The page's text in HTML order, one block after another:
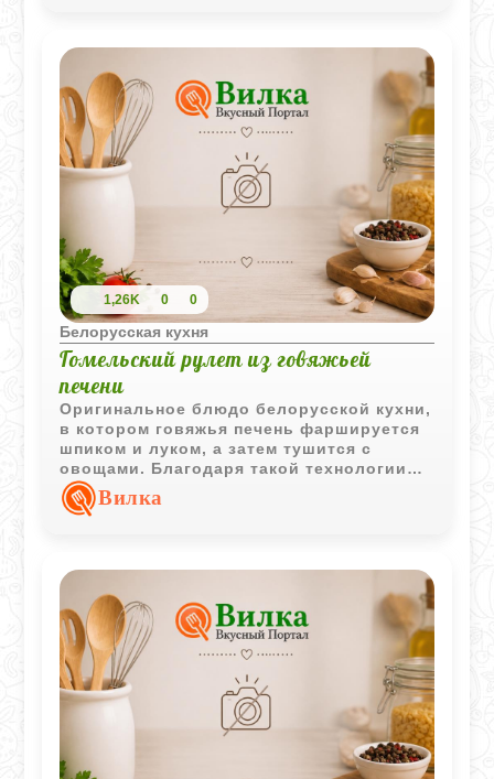
1,26K 0 0
Белорусская кухня
Гомельский рулет из говяжьей
печени
Оригинальное блюдо белорусской кухни,
в котором говяжья печень фаршируется
шпиком и луком, а затем тушится с
овощами. Благодаря такой технологии
печень получается сочной и ароматной.
Вилка